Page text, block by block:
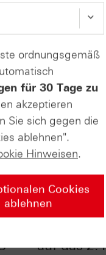
auf das 2.
ordnungsgemäß
für 30 Tage zu
akzeptieren
Sie sich gegen die
ablehnen".
Hinweisen.
Cookies
ablehnen